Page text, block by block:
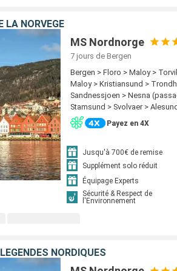
LA NORVÈGE
MS Nordnorge
7 jours de Bergen
Bergen > Floro > Maloy >
Maloy > Kristiansund >
Sandnessjoen > Nesna
Stamsund > Svolvaer >
Harstad > Finnsnes > Tromso
Hammerfest > Havoysund >
Kristiansund > Trondheim >
Nesna (passagem circulo
Stokmarknes > sortland >
Skjervoy > Oksfjord >
Kjollefjord > Mehamn >
Payez en 4X
Jusqu'à 700€ de remise
Supplément solo réduit
Équipage Experts
Sécurité & Respect de
l'Environnement
NORDIQUES